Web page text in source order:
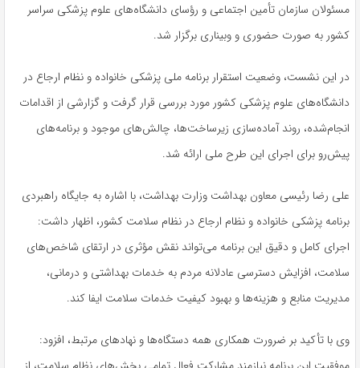
مسئولان سازمان تأمین اجتماعی و رؤسای دانشگاه‌های علوم پزشکی سراسر
کشور به‌ صورت حضوری و وبیناری برگزار شد.
در این نشست، وضعیت استقرار برنامه ملی پزشکی خانواده و نظام ارجاع در
دانشگاه‌های علوم پزشکی کشور مورد بررسی قرار گرفت و گزارشی از اقدامات
انجام‌شده، روند آماده‌سازی زیرساخت‌ها، چالش‌های موجود و برنامه‌های
پیش‌رو برای اجرای این طرح ملی ارائه شد.
علی رضا رئیسی معاون بهداشت وزارت بهداشت، با اشاره به جایگاه راهبردی
برنامه پزشکی خانواده و نظام ارجاع در نظام سلامت کشور، اظهار داشت:
اجرای کامل و دقیق این برنامه می‌تواند نقش مؤثری در ارتقای شاخص‌های
سلامت، افزایش دسترسی عادلانه مردم به خدمات بهداشتی و درمانی،
مدیریت منابع و هزینه‌ها و بهبود کیفیت خدمات سلامت ایفا کند.
وی با تأکید بر ضرورت همکاری همه دستگاه‌ها و نهادهای مرتبط، افزود: